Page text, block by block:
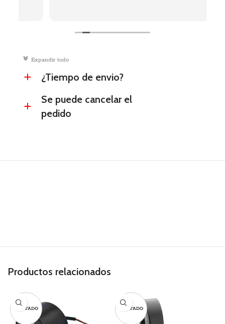
c Expandir todo
a ¿Tiempo de envio?
a
Se puede cancelar el
pedido
Productos relacionados
AGOTADO AGOTADO